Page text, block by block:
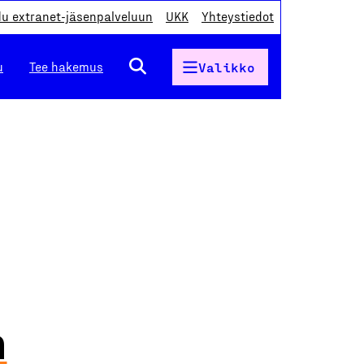
extranet-jäsenpalveluun UKK Yhteystiedot
Tee hakemus Valikko